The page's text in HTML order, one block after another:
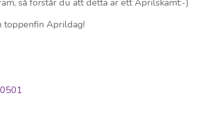
så förstår du att detta är ett Aprilskämt:-)
toppenfin Aprildag!